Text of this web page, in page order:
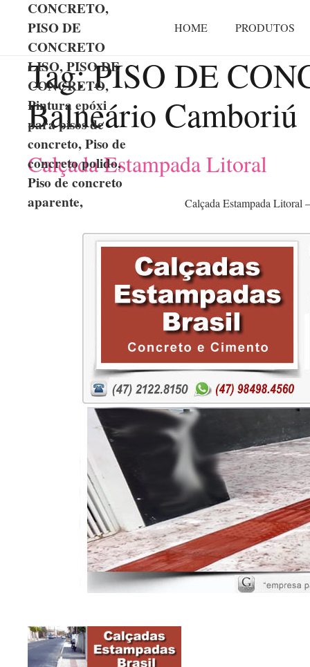
CONCRETO,
PISO DE
CONCRETO
LISO, PISO DE
CONCRETO,
Pintura epóxi
para pisos de
concreto, Piso de
concreto polido,
Piso de concreto
aparente,
HOME PRODUTOS
Tag:PISO DE
Balneário Camboriú
Calçada Estampada Litoral
Calçada Estampada Litoral